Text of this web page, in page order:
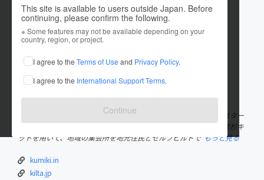
This site is available to users outside Japan. Before
continuing, please confirm the following.
※ Some features may not be available depending on your
country, region, or project.
I agree to the Terms of Use and Privacy Policy.
I agree to the International Support Terms.
Continue
KUMIKI PROJECT
これまでに1件のプロジェクトを投稿しています
在住国：日本 現在地：神奈川県
出身国：日本 出身地：岩手県
東日本大震災以降、奇跡の一本松で知られる岩手県陸前高田市でスター
トしたプロジェクト。活動初期は、レンガのように加工された国産杉キ
ットを用いて、地域の集会所を地元住民とセルフビルドで もっと見る
kumiki.in
kilta.jp